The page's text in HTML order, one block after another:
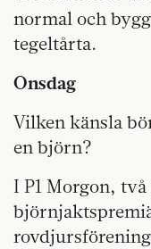
normal och
tegeltårta.
Onsdag
Vilken känsla
en björn?
I P1 Morgon,